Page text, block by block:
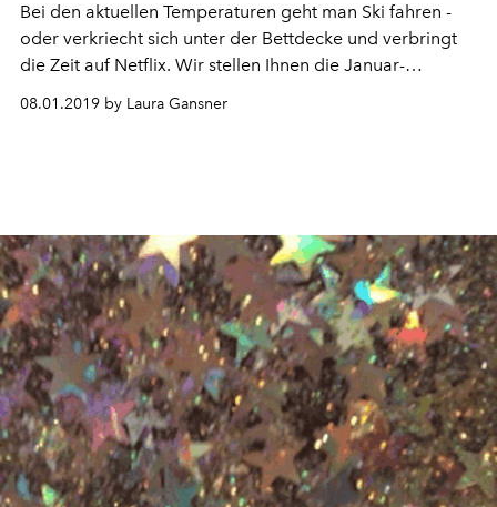
Bei den aktuellen Temperaturen geht man Ski fahren -
oder verkriecht sich unter der Bettdecke und verbringt
die Zeit auf Netflix. Wir stellen Ihnen die Januar-
Neuheiten vor, die sie in ihren Bann ziehen werden.
08.01.2019 by Laura Gansner